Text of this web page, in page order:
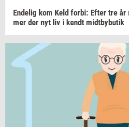
En­de­lig kom Keld forbi: Efter tre år
mer der nyt liv i kendt midt­by­bu­tik